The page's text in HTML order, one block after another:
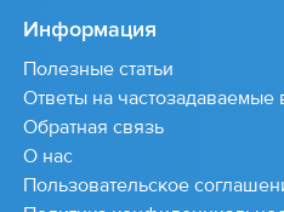
Информация
Полезные статьи
Ответы на частозадаваемые
Обратная связь
О нас
Пользовательское